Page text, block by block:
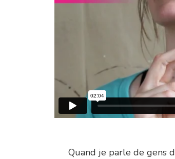
Quand je parle de gens